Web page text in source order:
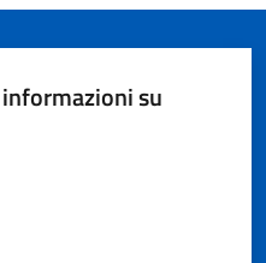
su